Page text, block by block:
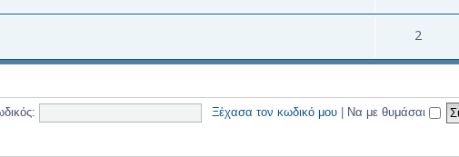
2
Ξέχασα τον κωδικό μου | Να με θυμάσαι